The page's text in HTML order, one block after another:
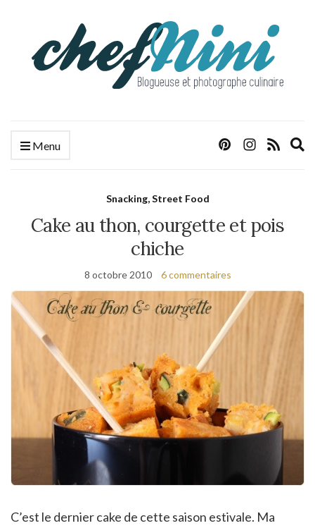
Menu
Snacking, Street Food
Cake au thon, courgette et pois
chiche
8 octobre 2010 6 commentaires
C’est le dernier cake de cette saison estivale. Ma